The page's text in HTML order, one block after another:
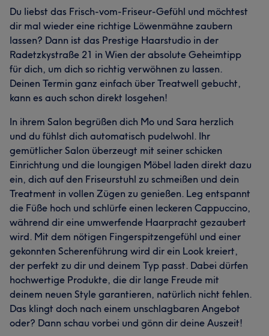
Was unsere Kunden über Moh sagen
Du liebst das Frisch-vom-Friseur-Gefühl und möchtest
dir mal wieder eine richtige Löwenmähne zaubern
lassen? Dann ist das Prestige Haarstudio in der
Radetzkystraße 21 in Wien der absolute Geheimtipp
für dich, um dich so richtig verwöhnen zu lassen.
Deinen Termin ganz einfach über Treatwell gebucht,
kann es auch schon direkt losgehen!
In ihrem Salon begrüßen dich Mo und Sara herzlich
und du fühlst dich automatisch pudelwohl. Ihr
gemütlicher Salon überzeugt mit seiner schicken
Einrichtung und die loungigen Möbel laden direkt dazu
ein, dich auf den Friseurstuhl zu schmeißen und dein
Treatment in vollen Zügen zu genießen. Leg entspannt
die Füße hoch und schlürfe einen leckeren Cappuccino,
während dir eine umwerfende Haarpracht gezaubert
wird. Mit dem nötigen Fingerspitzengefühl und einer
gekonnten Scherenführung wird dir ein Look kreiert,
der perfekt zu dir und deinem Typ passt. Dabei dürfen
hochwertige Produkte, die dir lange Freude mit
deinem neuen Style garantieren, natürlich nicht fehlen.
Das klingt doch nach einem unschlagbaren Angebot
oder? Dann schau vorbei und gönn dir deine Auszeit!